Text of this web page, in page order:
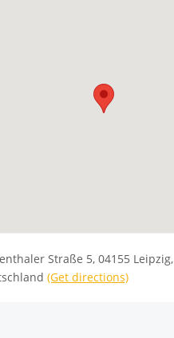
Straße 5, 04155 Leipzig,
(Get directions)